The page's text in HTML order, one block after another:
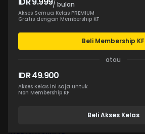
/ bulan
Akses Semua Kelas PREMIUM
Gratis dengan Membership KF
Beli Membership KF
atau
IDR 49.900
Akses Kelas ini saja untuk
Non Membership KF
Beli Akses Kelas